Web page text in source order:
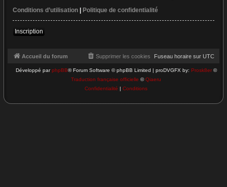
Conditions d’utilisation | Politique de confidentialité
Inscription
Accueil du forum Fuseau horaire sur UTC
Supprimer les cookies
Développé parphpBB® Forum Software © phpBB Limited | proDVGFX by: Prosk8er©
Traduction française officielle ©Qiaeru
Confidentialité | Conditions